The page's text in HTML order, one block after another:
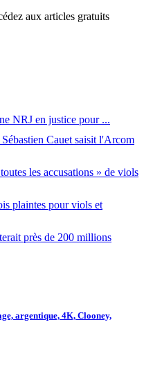
aux articles gratuits
NRJ en justice pour ...
Sébastien Cauet saisit l'Arcom
les accusations » de viols
plaintes pour viols et
près de 200 millions
argentique, 4K, Clooney,